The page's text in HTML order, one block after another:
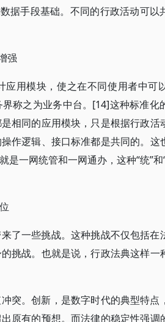
据手段基础。不同的行政活动可以
强
用模块，使之在不同使用者中可
称之为业务中台。[14]这种标准化
相同的应用模块，只是根据行政活
作逻辑、接口标准都是共同的。这
一网统管和一网通办，这种“统”和
了一些挑战。这种挑战不仅包括在
挑战。也就是说，行政法典这样一
突。创新，是数字时代的典型特点
原有的预想。而法律的稳定性强调